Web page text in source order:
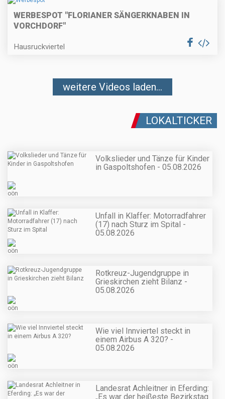
WERBESPOT "FLORIANER SÄNGERKNABEN IN
VORCHDORF"
Hausruckviertel
weitere Videos laden...
LOKALTICKER
Volkslieder und Tänze für Kinder
in Gaspoltshofen - 05.08.2026
Unfall in Klaffer: Motorradfahrer
(17) nach Sturz im Spital -
05.08.2026
Rotkreuz-Jugendgruppe in
Grieskirchen zieht Bilanz -
05.08.2026
Wie viel Innviertel steckt in
einem Airbus A 320? -
05.08.2026
Landesrat Achleitner in Eferding:
„Es war der heißeste Bezirkstag